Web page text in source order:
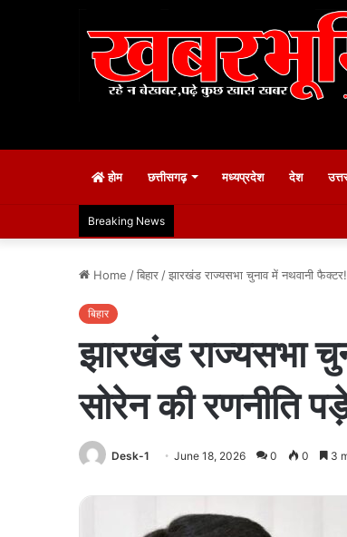
होम छत्तीसगढ़ मध्यप्रदेश देश
Breaking News
Home /बिहार /झारखंड राज्यसभा चुनाव में नथवानी फैक्टर!
बिहार
झारखंड राज्यसभा
सोरेन की रणनीति
Desk-1 June 18, 2026 0 0 3